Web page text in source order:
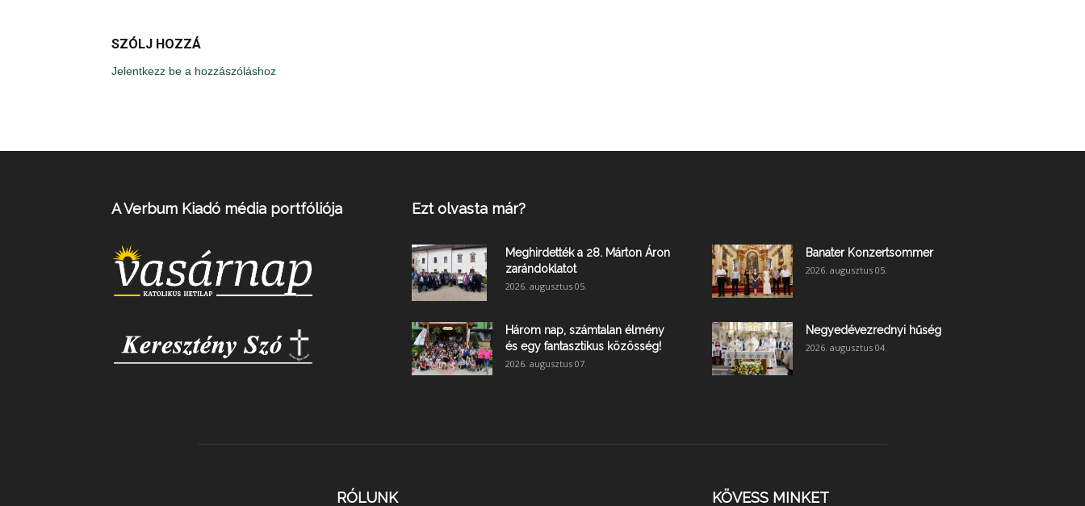
SZÓLJ HOZZÁ
Jelentkezz be a hozzászóláshoz
A Verbum Kiadó média portfóliója Ezt olvasta már?
Meghirdették a 28. Márton Áron
zarándoklatot
2026. augusztus 05.
Banater Konzertsommer
2026. augusztus 05.
Három nap, számtalan élmény
és egy fantasztikus közösség!
2026. augusztus 07.
Negyedévezrednyi hűség
2026. augusztus 04.
RÓLUNK KÖVESS MINKET